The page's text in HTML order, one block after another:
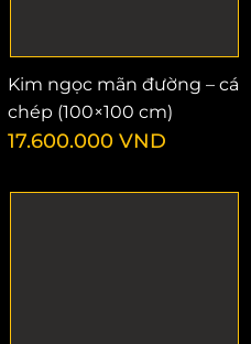
Kim ngọc mãn đường – cá
chép (100×100 cm)
17.600.000 VND